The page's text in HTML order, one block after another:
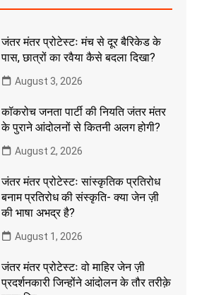
जंतर मंतर प्रोटेस्टः मंच से दूर बैरिकेड के
पास, छात्रों का रवैया कैसे बदला दिखा?
August 3, 2026
कॉकरोच जनता पार्टी की नियति जंतर मंतर
के पुराने आंदोलनों से कितनी अलग होगी?
August 2, 2026
जंतर मंतर प्रोटेस्टः सांस्कृतिक प्रतिरोध
बनाम प्रतिरोध की संस्कृति- क्या जेन ज़ी
की भाषा अभद्र है?
August 1, 2026
जंतर मंतर प्रोटेस्टः वो माहिर जेन ज़ी
प्रदर्शनकारी जिन्होंने आंदोलन के तौर तरीक़े